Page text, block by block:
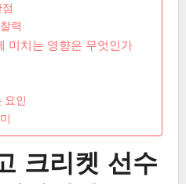
력
미치는 영향은 무엇인가
요인
크리켓 선수